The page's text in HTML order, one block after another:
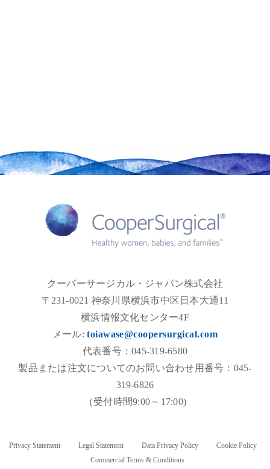
クーパーサージカル・ジャパン株式会社
〒231-0021 神奈川県横浜市中区日本大通11
横浜情報文化センター4F
メール:toiawase@coopersurgical.com
代表番号：045-319-6580
製品または注文についてのお問い合わせ用番号：045-
319-6826
（受付時間9:00 ~ 17:00)
Privacy Statement Legal Statement Data Privacy Policy
Cookie Policy
Commercial Terms & Conditions